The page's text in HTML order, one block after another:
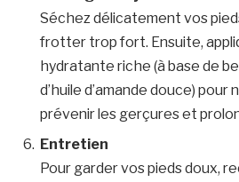
Séchez délicatement vos
frotter trop fort. Ensuite,
hydratante riche (à base de
d’huile d’amande douce) pour
prévenir les gerçures et
Entretien
Pour garder vos pieds doux,